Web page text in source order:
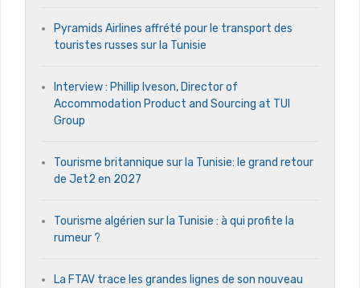
Pyramids Airlines affrété pour le transport des
touristes russes sur la Tunisie
Interview : Phillip Iveson, Director of
Accommodation Product and Sourcing at TUI
Group
Tourisme britannique sur la Tunisie: le grand retour
de Jet2 en 2027
Tourisme algérien sur la Tunisie : à qui profite la
rumeur ?
La FTAV trace les grandes lignes de son nouveau